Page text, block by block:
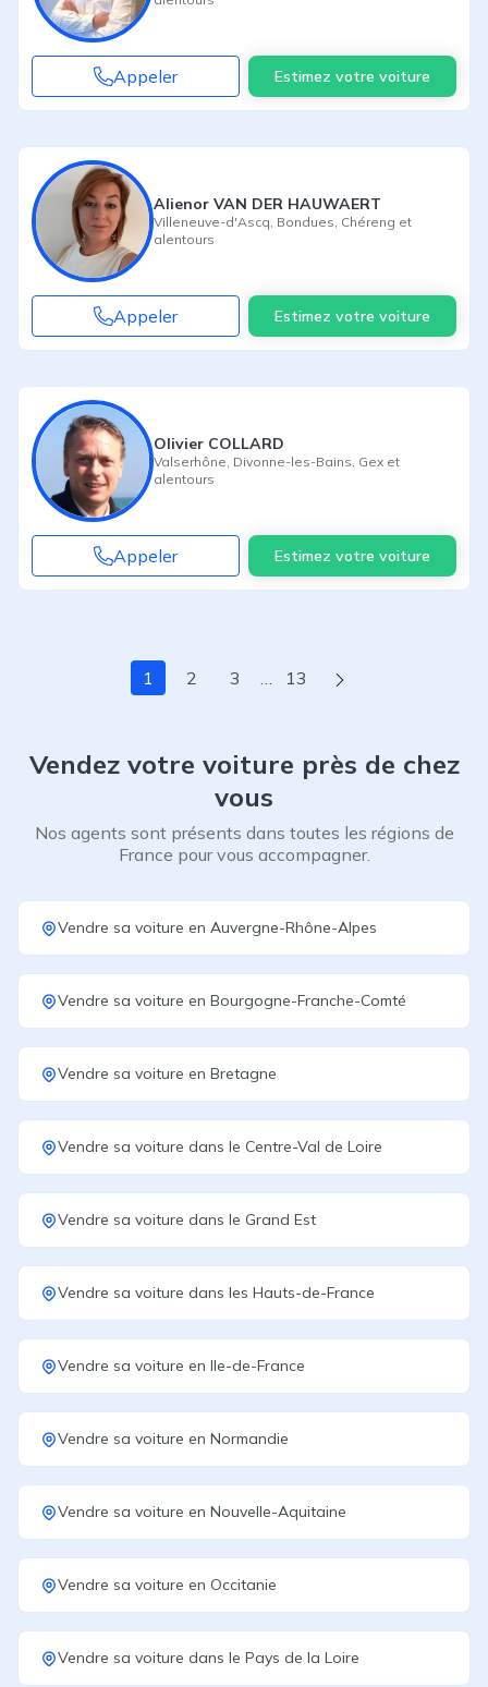
Appeler Estimez votre voiture
Alienor VAN DER HAUWAERT
Villeneuve-d'Ascq Bondues Chéreng et
alentours
Appeler Estimez votre voiture
Olivier COLLARD
Valserhône Divonne-les-Bains Gex et
alentours
Appeler Estimez votre voiture
1 2 3 … 13
Vendez votre voiture près de chez
vous
Nos agents sont présents dans toutes les régions de
France pour vous accompagner.
Vendre sa voiture en Auvergne-Rhône-Alpes
Vendre sa voiture en Bourgogne-Franche-Comté
Vendre sa voiture en Bretagne
Vendre sa voiture dans le Centre-Val de Loire
Vendre sa voiture dans le Grand Est
Vendre sa voiture dans les Hauts-de-France
Vendre sa voiture en Ile-de-France
Vendre sa voiture en Normandie
Vendre sa voiture en Nouvelle-Aquitaine
Vendre sa voiture en Occitanie
Vendre sa voiture dans le Pays de la Loire